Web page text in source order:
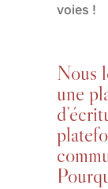
voies !
Nous
une